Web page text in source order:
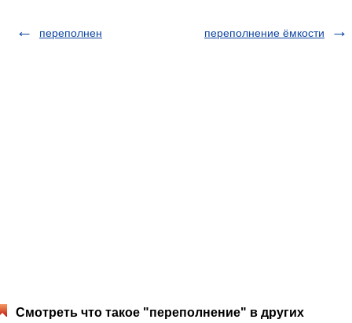
переполнен переполнение ёмкости
Смотреть что такое "переполнение" в других